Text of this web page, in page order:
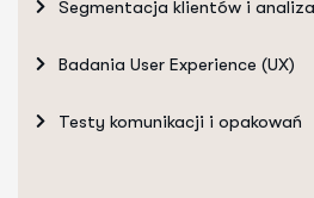
Segmentacja klientów i
Badania User Experience (UX)
Testy komunikacji i opakowań